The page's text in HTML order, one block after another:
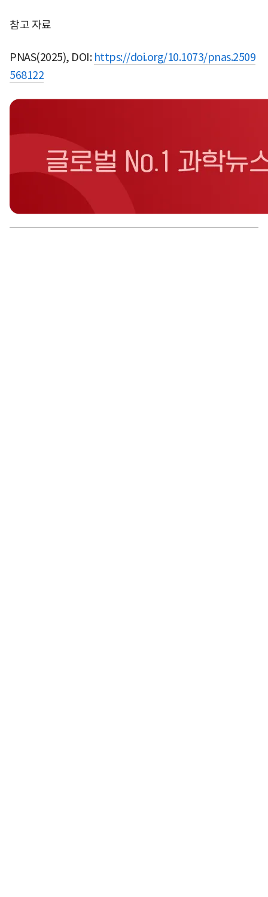
참고 자료
PNAS(2025), DOI: https://doi.org/10.1073/pnas.2509
568122